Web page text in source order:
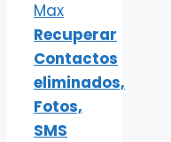
Recuperar
Contactos
eliminados,
Fotos,
SMS